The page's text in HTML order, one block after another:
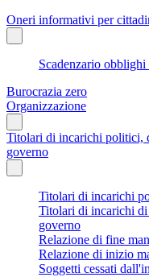
Oneri informativi per
Scadenzario
Burocrazia zero
Organizzazione
Titolari di incarichi politici,
governo
Titolari di incarichi
Titolari di incarichi
governo
Relazione di fine
Relazione di inizio
Soggetti cessati